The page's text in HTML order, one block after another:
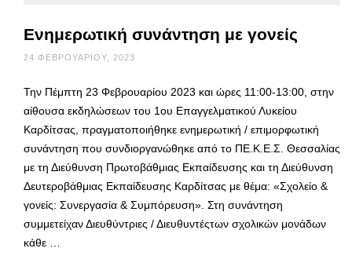
Ενημερωτική συνάντηση με γονείς
24 ΦΕΒΡΟΥΑΡΊΟΥ, 2023
Την Πέμπτη 23 Φεβρουαρίου 2023 και ώρες 11:00-13:00, στην
αίθουσα εκδηλώσεων του 1ου Επαγγελματικού Λυκείου
Καρδίτσας, πραγματοποιήθηκε ενημερωτική / επιμορφωτική
συνάντηση που συνδιοργανώθηκε από το ΠΕ.Κ.Ε.Σ. Θεσσαλίας
με τη Διεύθυνση Πρωτοβάθμιας Εκπαίδευσης και τη Διεύθυνση
Δευτεροβάθμιας Εκπαίδευσης Καρδίτσας με θέμα: «Σχολείο &
γονείς: Συνεργασία & Συμπόρευση». Στη συνάντηση
συμμετείχαν Διευθύντριες / Διευθυντέςτων σχολικών μονάδων
κάθε …